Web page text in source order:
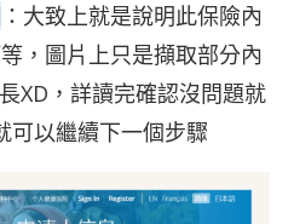
：大致上就是說明此保險內
，圖片上只是擷取部分內
XD，詳讀完確認沒問題就
可以繼續下一個步驟